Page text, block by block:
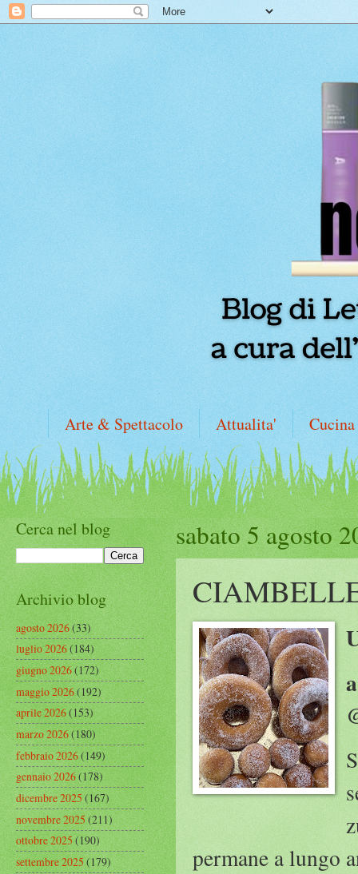
Arte & Spettacolo Attualita' Cucina
sabato 5 agosto
permane a lungo
Cerca nel blog
Archivio blog
agosto 2026(33)
luglio 2026(184)
giugno 2026(172)
maggio 2026(192)
aprile 2026(153)
marzo 2026(180)
febbraio 2026(149)
gennaio 2026(178)
dicembre 2025(167)
novembre 2025(211)
ottobre 2025(190)
settembre 2025(179)